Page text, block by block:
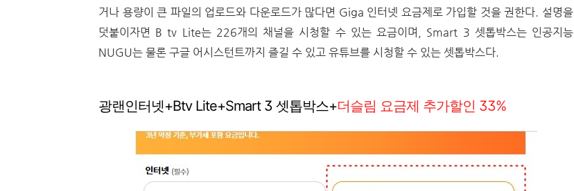
거나 용량이 큰 파일의 업로드와 다운로드가 많다면 Giga 인터넷 요금제로 가입할 것을 권한다. 설명을
덧붙이자면 B tv Lite는 226개의 채널을 시청할 수 있는 요금이며, Smart 3 셋톱박스는 인공지능
NUGU는 물론 구글 어시스턴트까지 즐길 수 있고 유튜브를 시청할 수 있는 셋톱박스다.
광랜인터넷+Btv Lite+Smart 3 셋톱박스+더슬림 요금제 추가할인 33%